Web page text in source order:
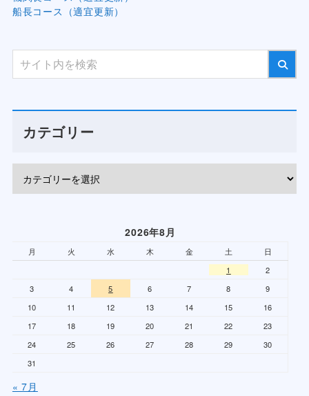
船長コース（適宜更新）
カテゴリー
2026年8月
月 火 水 木 金 土
日
1
2
3
4 5 6 7 8
9
10
11 12 13 14 15
16
17
18 19 20 21 22
23
24
25 26 27 28 29
30
31
« 7月